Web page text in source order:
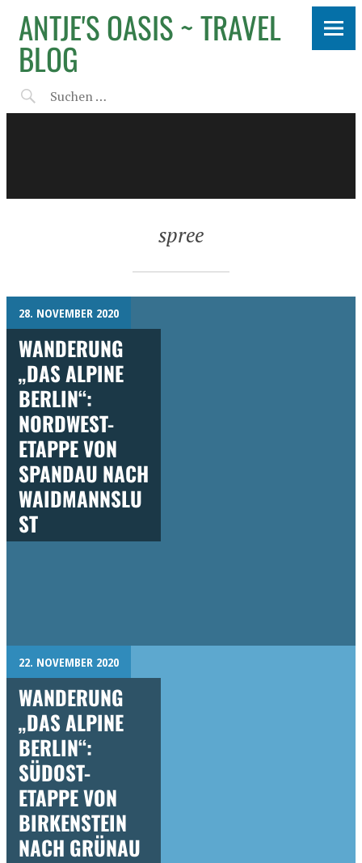
ANTJE'S OASIS ~ TRAVEL
BLOG
spree
28. NOVEMBER 2020
WANDERUNG
„DAS ALPINE
BERLIN“:
NORDWEST-
ETAPPE VON
SPANDAU NACH
WAIDMANNSLU
ST
22. NOVEMBER 2020
WANDERUNG
„DAS ALPINE
BERLIN“:
SÜDOST-
ETAPPE VON
BIRKENSTEIN
NACH GRÜNAU